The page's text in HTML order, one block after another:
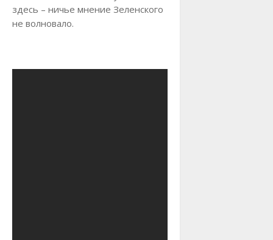
здесь – ничье мнение Зеленского
не волновало.